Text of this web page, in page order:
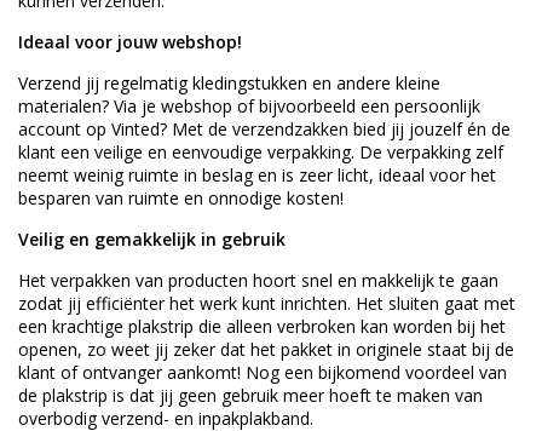
Ideaal voor jouw webshop!
Verzend jij regelmatig kledingstukken en andere kleine
materialen? Via je webshop of bijvoorbeeld een persoonlijk
account op Vinted? Met de verzendzakken bied jij jouzelf én de
klant een veilige en eenvoudige verpakking. De verpakking zelf
neemt weinig ruimte in beslag en is zeer licht, ideaal voor het
besparen van ruimte en onnodige kosten!
Veilig en gemakkelijk in gebruik
Het verpakken van producten hoort snel en makkelijk te gaan
zodat jij efficiënter het werk kunt inrichten. Het sluiten gaat met
een krachtige plakstrip die alleen verbroken kan worden bij het
openen, zo weet jij zeker dat het pakket in originele staat bij de
klant of ontvanger aankomt! Nog een bijkomend voordeel van
de plakstrip is dat jij geen gebruik meer hoeft te maken van
overbodig verzend- en inpakplakband.